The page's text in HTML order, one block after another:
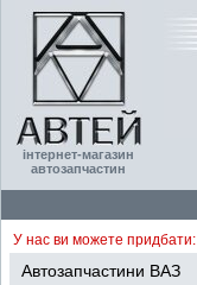
інтернет-магазин
автозапчастин
У нас ви можете придбати:
Автозапчастини ВАЗ